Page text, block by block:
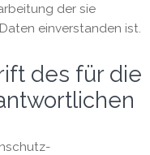
der sie
einverstanden ist.
des für die